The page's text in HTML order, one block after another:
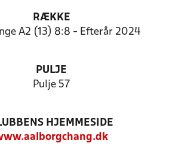
RÆKKE
A2 (13) 8:8 - Efterår 2024
PULJE
Pulje 57
HJEMMESIDE